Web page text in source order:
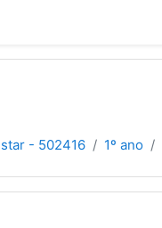
- 502416 1º ano